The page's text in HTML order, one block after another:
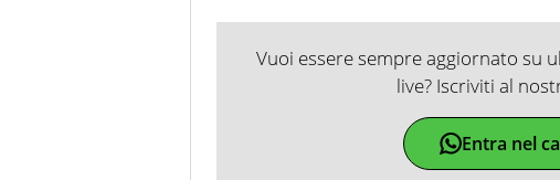
Vuoi essere sempre aggiornato su
live? Iscriviti al
Entra nel